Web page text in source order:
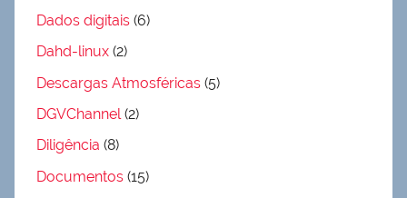
Dados digitais (6)
Dahd-linux (2)
Descargas Atmosféricas (5)
DGVChannel(2)
Diligência (8)
Documentos (15)